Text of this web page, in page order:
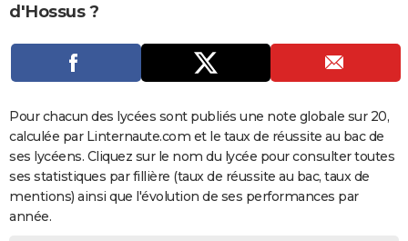
Carte de Noël
Carte Bonne année
Carte Saint-Valentin
Carte Pâques
Carte d'anniversaire
DICTIONNAIRE
Dictionnaire
Biographies
Citations
Expressions
Proverbes
PROGRAMME TV
S'inscrire
Se connecter
Lycées
Collèges
Primaires
Universités
Entreprises
Service militaire
Avis de recherche
AVIS DE DÉCÈS
FORUM
Bricolage
Lifestyle
Culture
Sport
Auto
Television
Voyage
Cinema
d'Hossus ?
Pour chacun des lycées sont publiés une note globale sur 20,
calculée par Linternaute.com et le taux de réussite au bac de
ses lycéens. Cliquez sur le nom du lycée pour consulter toutes
ses statistiques par fillière (taux de réussite au bac, taux de
mentions) ainsi que l'évolution de ses performances par
année.